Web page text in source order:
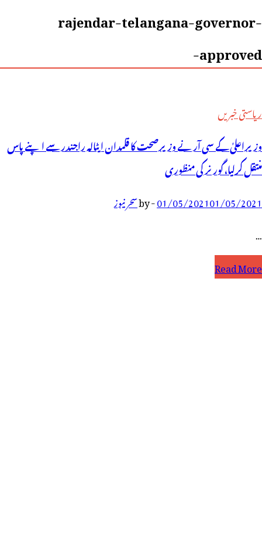
rajendar-telangana-governor-
approved-
ریاستی خبریں
وزیراعلیٰ کے سی آر نے وزیرصحت کا قلمدان ایٹالہ راجندر سے اپنے پاس
منتقل کرلیا، گورنر کی منظوری
01/05/202101/05/2021
-
byسحر نیوز
…
وزیراعلیٰ
Read More